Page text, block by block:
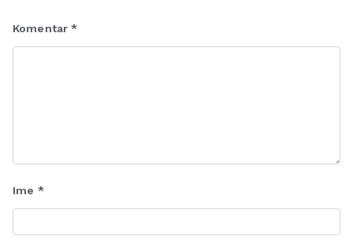
Komentar*
Ime *